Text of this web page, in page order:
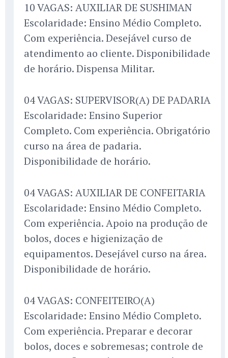
10 VAGAS: AUXILIAR DE SUSHIMAN
Escolaridade: Ensino Médio Completo.
Com experiência. Desejável curso de
atendimento ao cliente. Disponibilidade
de horário. Dispensa Militar.
04 VAGAS: SUPERVISOR(A) DE PADARIA
Escolaridade: Ensino Superior
Completo. Com experiência. Obrigatório
curso na área de padaria.
Disponibilidade de horário.
04 VAGAS: AUXILIAR DE CONFEITARIA
Escolaridade: Ensino Médio Completo.
Com experiência. Apoio na produção de
bolos, doces e higienização de
equipamentos. Desejável curso na área.
Disponibilidade de horário.
04 VAGAS: CONFEITEIRO(A)
Escolaridade: Ensino Médio Completo.
Com experiência. Preparar e decorar
bolos, doces e sobremesas; controle de